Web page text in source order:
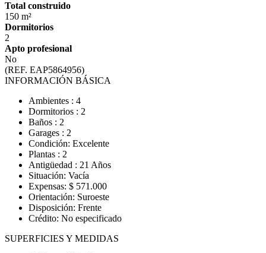
Total construido
150 m²
Dormitorios
2
Apto profesional
No
(REF. EAP5864956)
INFORMACIÓN BÁSICA
Ambientes : 4
Dormitorios : 2
Baños : 2
Garages : 2
Condición: Excelente
Plantas : 2
Antigüedad : 21 Años
Situación: Vacía
Expensas: $ 571.000
Orientación: Suroeste
Disposición: Frente
Crédito: No especificado
SUPERFICIES Y MEDIDAS